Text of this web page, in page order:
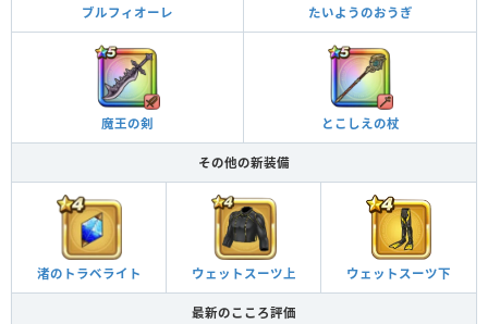
ブルフィオーレ たいようのおうぎ
魔王の剣 とこしえの杖
その他の新装備
渚のトラベライト ウェットスーツ上 ウェットスーツ下
最新のこころ評価